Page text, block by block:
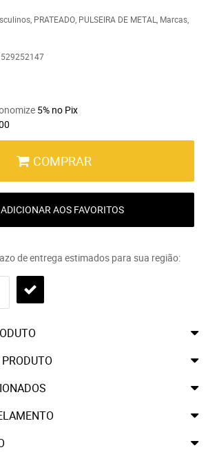
PRATEADO PULSEIRA DE METAL Marcas
5% no Pix
COMPRAR
ADICIONAR AOS FAVORITOS
de entrega estimados para sua região: